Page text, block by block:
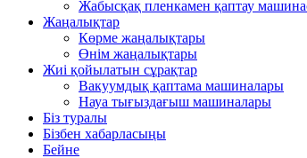
Жабысқақ пленкамен қаптау
Жаңалықтар
Көрме жаңалықтары
Өнім жаңалықтары
Жиі қойылатын сұрақтар
Вакуумдық қаптама машиналары
Науа тығыздағыш машиналары
Біз туралы
Бізбен хабарласыңы
Бейне